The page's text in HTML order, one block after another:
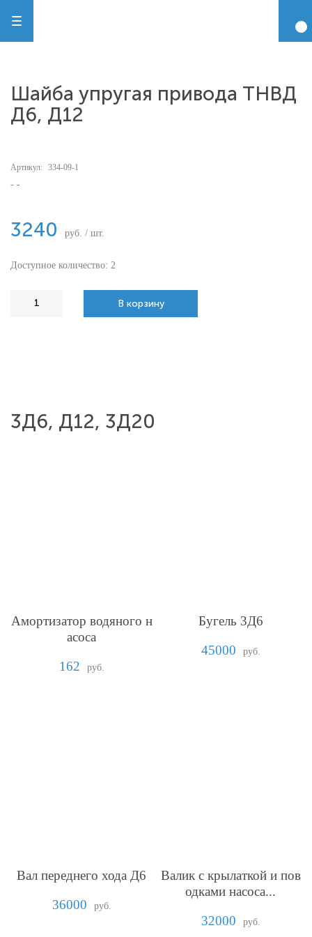
Шайба упругая привода ТНВД
Д6, Д12
Артикул: 334-09-1
- -
3240 руб. / шт.
Доступное количество: 2
В корзину
3Д6, Д12, 3Д20
Амортизатор водяного н
асоса
162
руб.
Бугель 3Д6
45000
руб.
Вал переднего хода Д6
36000
руб.
Валик с крылаткой и пов
одками насоса...
32000
руб.